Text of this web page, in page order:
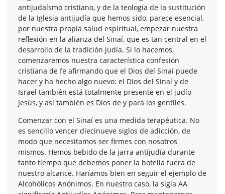
antijudaísmo cristiano, y de la teología de la sustitución
de la Iglesia antijudía que hemos sido, parece esencial,
por nuestra propia salud espiritual, empezar nuestra
reflexión en la alianza del Sinaí, que es tan central en el
desarrollo de la tradición judía. Si lo hacemos,
comenzaremos nuestra característica confesión
cristiana de fe afirmando que el Dios del Sinaí puede
hacer y ha hecho algo nuevo: el Dios del Sinaí y de
Israel también está totalmente presente en el judío
Jesús, y así también es Dios de y para los gentiles.
Comenzar con el Sinaí es una medida terapéutica. No
es sencillo vencer diecinueve siglos de adicción, de
modo que necesitamos ser firmes con nosotros
mismos. Hemos bebido de la jarra antijudía durante
tanto tiempo que debemos poner la botella fuera de
nuestro alcance. Haríamos bien en seguir el ejemplo de
Alcohólicos Anónimos. En nuestro caso, la sigla AA